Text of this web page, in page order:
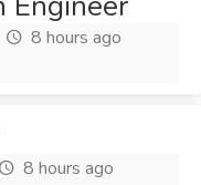
8 hours ago
8 hours ago